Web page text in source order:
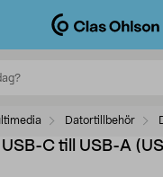
Datortillbehör
C till USB-A